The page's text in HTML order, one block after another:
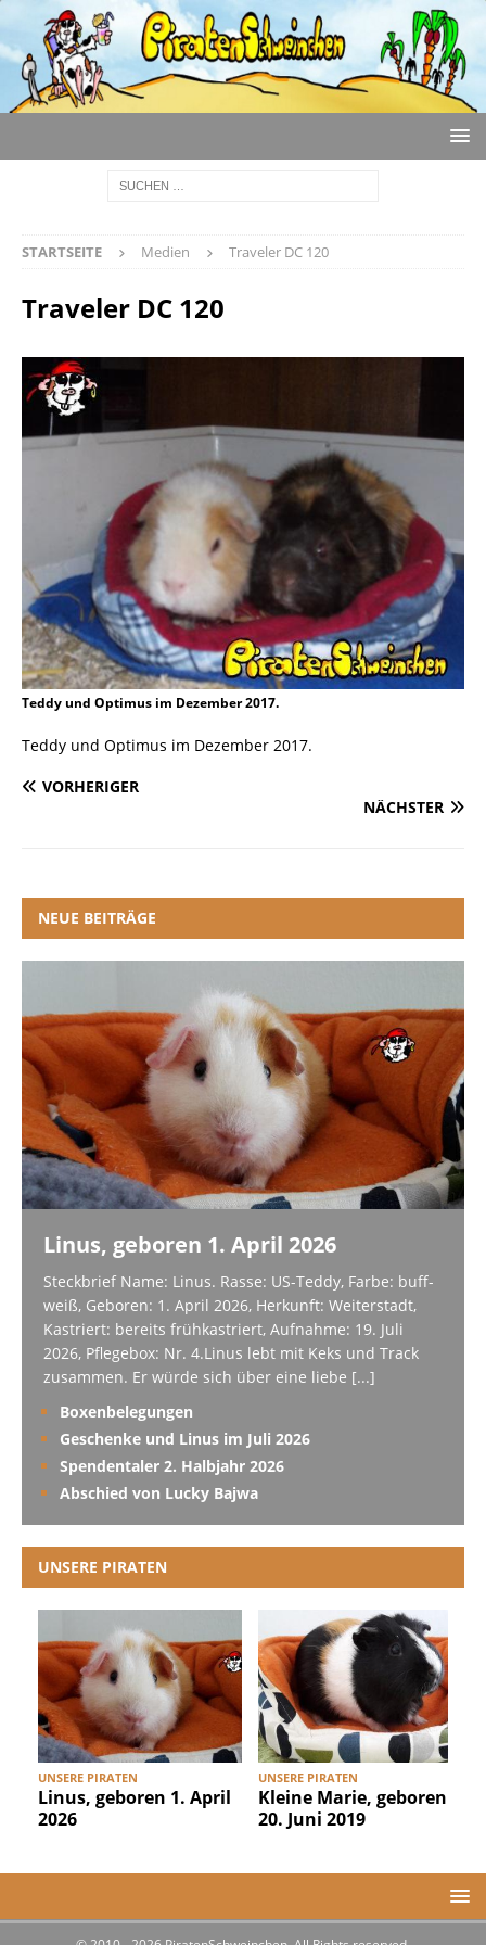
STARTSEITE Medien Traveler DC 120
Traveler DC 120
Teddy und Optimus im Dezember 2017.
Teddy und Optimus im Dezember 2017.
VORHERIGER
NÄCHSTER
NEUE BEITRÄGE
Linus, geboren 1. April 2026
Steckbrief Name: Linus. Rasse: US-Teddy, Farbe: buff-
weiß, Geboren: 1. April 2026, Herkunft: Weiterstadt,
Kastriert: bereits frühkastriert, Aufnahme: 19. Juli
2026, Pflegebox: Nr. 4.Linus lebt mit Keks und Track
zusammen. Er würde sich über eine liebe [...]
Boxenbelegungen
Geschenke und Linus im Juli 2026
Spendentaler 2. Halbjahr 2026
Abschied von Lucky Bajwa
UNSERE PIRATEN
UNSERE PIRATEN
Linus, geboren 1. April
2026
UNSERE PIRATEN
Kleine Marie, geboren
20. Juni 2019